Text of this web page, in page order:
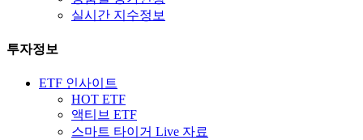
실시간 지수정보
투자정보
ETF 인사이트
HOT ETF
액티브 ETF
스마트 타이거 Live 자료